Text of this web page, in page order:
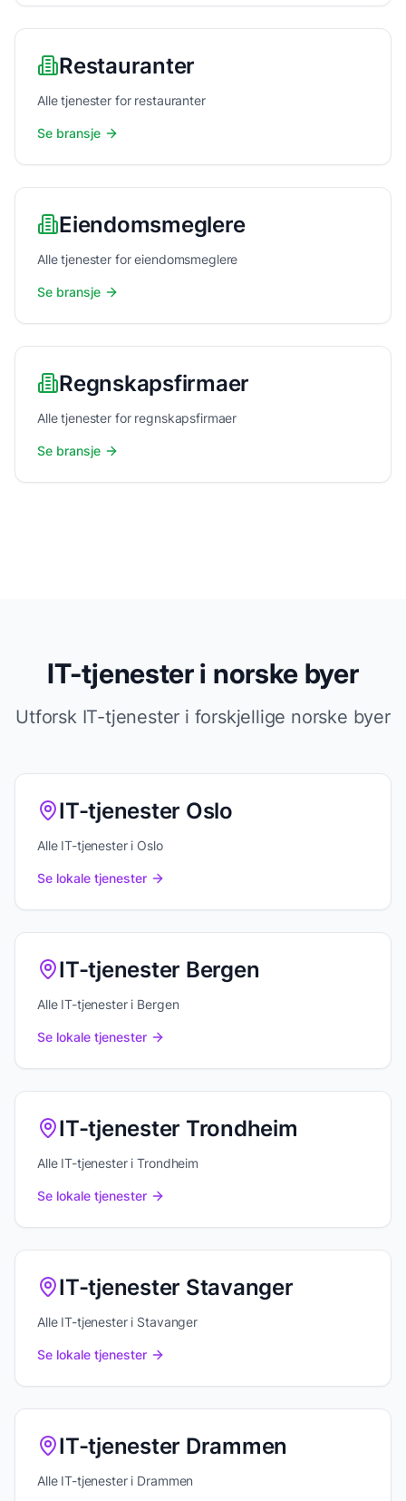
Restauranter
Alle tjenester for restauranter
Se bransje
Eiendomsmeglere
Alle tjenester for eiendomsmeglere
Se bransje
Regnskapsfirmaer
Alle tjenester for regnskapsfirmaer
Se bransje
IT-tjenester i norske byer
Utforsk IT-tjenester i forskjellige norske byer
IT-tjenester Oslo
Alle IT-tjenester i Oslo
Se lokale tjenester
IT-tjenester Bergen
Alle IT-tjenester i Bergen
Se lokale tjenester
IT-tjenester Trondheim
Alle IT-tjenester i Trondheim
Se lokale tjenester
IT-tjenester Stavanger
Alle IT-tjenester i Stavanger
Se lokale tjenester
IT-tjenester Drammen
Alle IT-tjenester i Drammen